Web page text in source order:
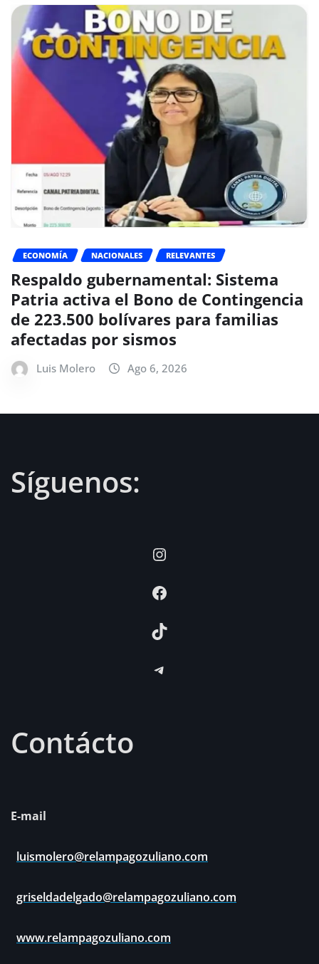
ECONOMÍA NACIONALES RELEVANTES
Respaldo gubernamental: Sistema
Patria activa el Bono de Contingencia
de 223.500 bolívares para familias
afectadas por sismos
Luis Molero Ago 6, 2026
Síguenos:
Instagram
Facebook
TikTok
Telegram
Contácto
E-mail
luismolero@relampagozuliano.com
griseldadelgado@relampagozuliano.com
www.relampagozuliano.com